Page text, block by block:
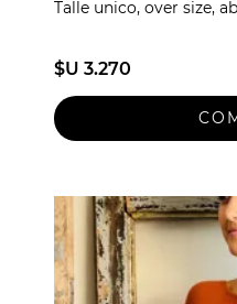
Talle unico, over size,
$U 3.270